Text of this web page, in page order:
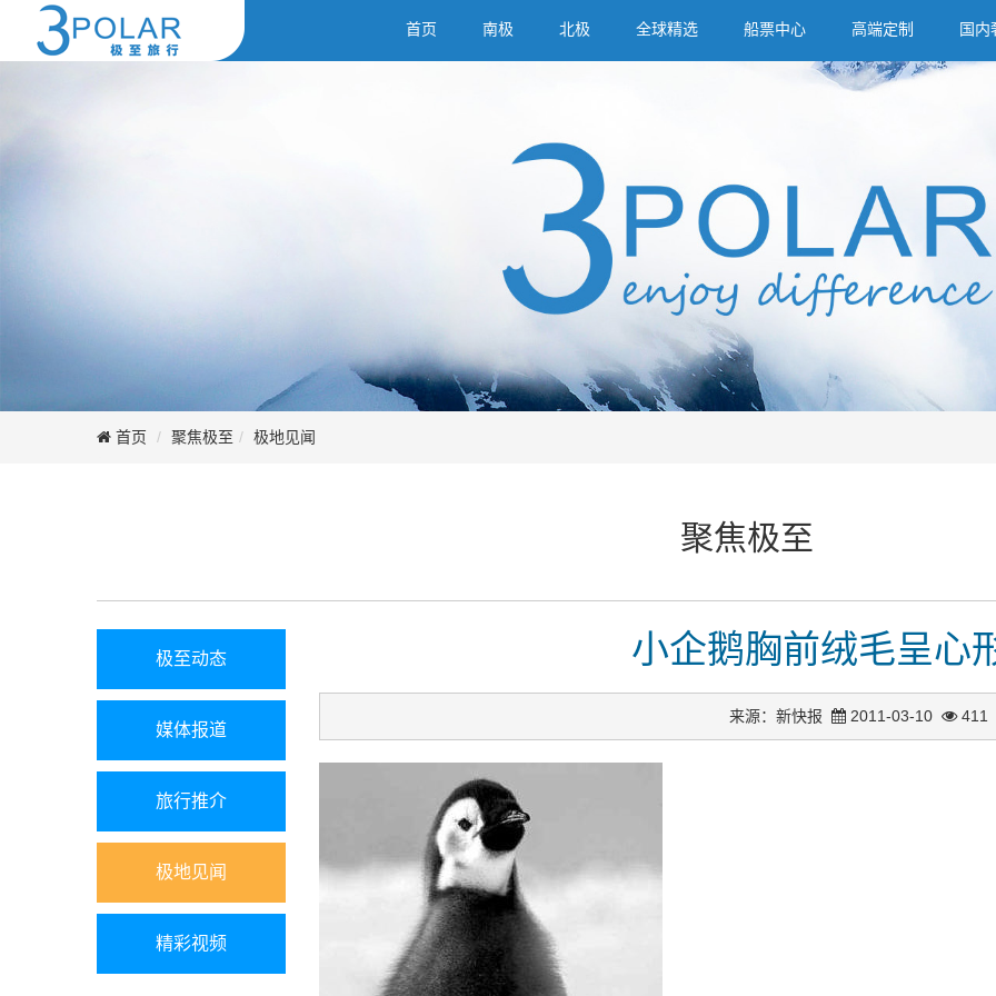
首页 南极 北极 全球精选 船票中心 高端定制 国内
首页 聚焦极至 极地见闻
聚焦极至
极至动态
媒体报道
旅行推介
极地见闻
精彩视频
小企鹅胸前绒毛呈心
来源：新快报 2011-03-10 411